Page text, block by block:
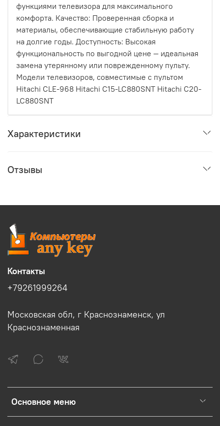
функциями телевизора для максимального
комфорта. Качество: Проверенная сборка и
материалы, обеспечивающие стабильную работу
на долгие годы. Доступность: Высокая
функциональность по выгодной цене — идеальная
замена утерянному или поврежденному пульту.
Модели телевизоров, совместимые с пультом
Hitachi CLE-968 Hitachi C15-LC880SNT Hitachi C20-
LC880SNT
Характеристики
Отзывы
Основное меню
Контакты
+79261999264
Московская обл, г Краснознаменск, ул
Краснознаменная